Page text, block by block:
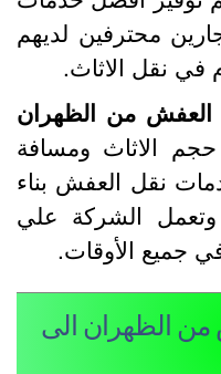
محترفين لديهم
من الظهران
ومسافة
نقل العفش بناء
الشركة علي
الأوقات.
الى